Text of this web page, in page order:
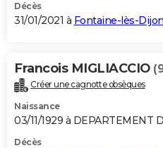
Décès
31/01/2021 à Fontaine-lès-Dijon
Francois MIGLIACCIO
Créer une cagnotte obsèques
Naissance
03/11/1929 à DEPARTEMENT
Décès